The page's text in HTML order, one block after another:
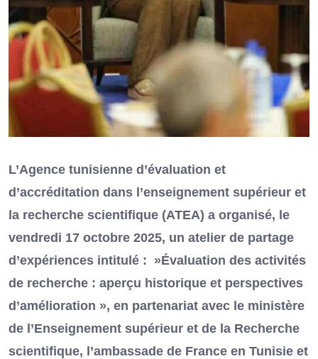
L’Agence tunisienne d’évaluation et
d’accréditation dans l’enseignement supérieur et
la recherche scientifique (ATEA) a organisé, le
vendredi 17 octobre 2025, un atelier de partage
d’expériences intitulé : »Évaluation des activités
de recherche : aperçu historique et perspectives
d’amélioration », en partenariat avec le ministère
de l’Enseignement supérieur et de la Recherche
scientifique, l’ambassade de France en Tunisie et